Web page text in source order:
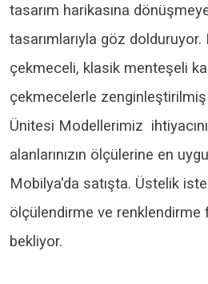
tasarım harikasına
tasarımlarıyla göz
çekmeceli, klasik menteşeli
çekmecelerle
Ünitesi Modellerimiz
alanlarınızın ölçülerine en
Mobilya'da satışta. Üstelik
ölçülendirme ve renklendirme
bekliyor.